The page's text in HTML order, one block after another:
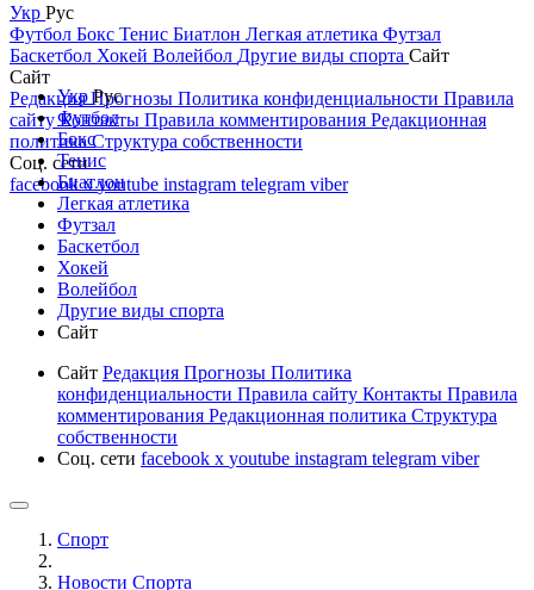
Укр Рус
Футбол Бокс Тенис Биатлон Легкая атлетика Футзал
Баскетбол Хокей Волейбол Другие виды спорта Сайт
Сайт
РедакцияПрогнозы Политика конфиденциальности Правила
сайтуКонтакты Правила комментирования Редакционная
политикаСтруктура собственности
Соц. сети
facebookxyoutube instagram telegram viber
УкрРус
Футбол
Бокс
Тенис
Биатлон
Легкая атлетика
Футзал
Баскетбол
Хокей
Волейбол
Другие виды спорта
Сайт
Сайт Редакция Прогнозы Политика
конфиденциальности Правила сайту Контакты Правила
комментирования Редакционная политика Структура
собственности
Соц. сети facebook x youtube instagram telegram viber
Спорт
Новости Cпорта